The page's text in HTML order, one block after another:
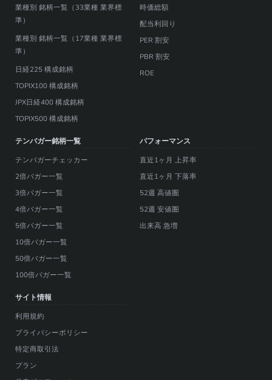
業種別 銘柄一覧（33業種 業界標
準）
業種別 銘柄一覧（17業種 業界標
準）
日経225 構成銘柄
TOPIX100 構成銘柄
JPX日経400 構成銘柄
TOPIX500 構成銘柄
時価総額
配当利回り
PER 割安
PBR 割安
ROE
テンバガー銘柄一覧
テンバガーチェッカー
2倍バガー一覧
3倍バガー一覧
4倍バガー一覧
5倍バガー一覧
10倍バガー一覧
50倍バガー一覧
100倍バガー一覧
パフォーマンス
直近1ヶ月 上昇率
直近1ヶ月 下落率
52週 高値圏
52週 安値圏
出来高 急増
サイト情報
利用規約
プライバシーポリシー
特定商取引法
プラン